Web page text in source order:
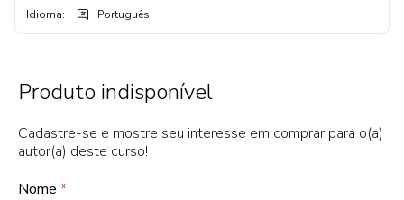
Idioma: Português
Produto indisponível
Cadastre-se e mostre seu interesse em comprar para o(a)
autor(a) deste curso!
Nome *